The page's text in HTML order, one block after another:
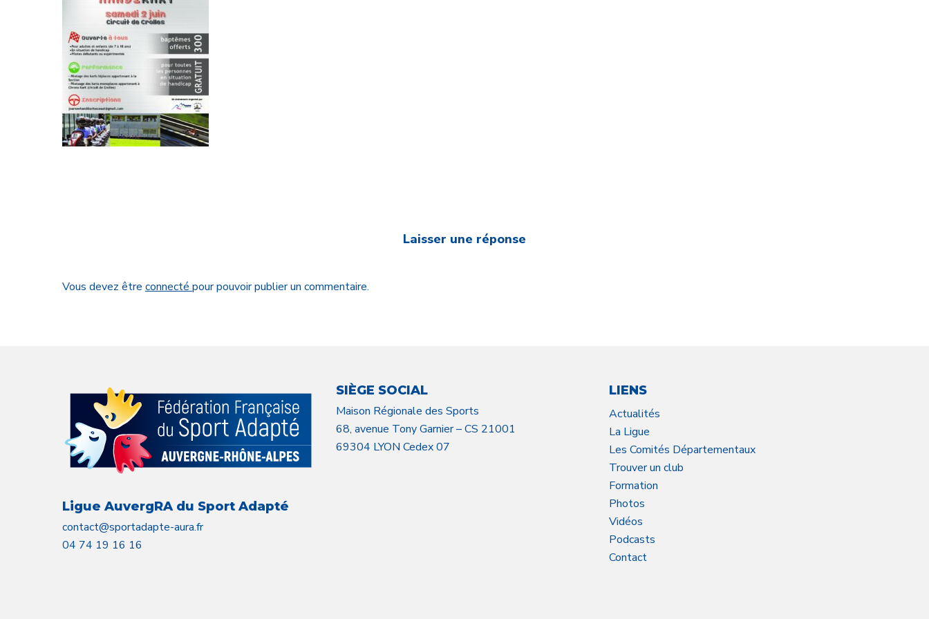
Laisser une réponse
Vous devez être connecté pour pouvoir publier un commentaire.
Ligue AuvergRA du Sport Adapté
contact@sportadapte-aura.fr
04 74 19 16 16
SIÈGE SOCIAL
Maison Régionale des Sports
68, avenue Tony Garnier – CS 21001
69304 LYON Cedex 07
LIENS
Actualités
La Ligue
Les Comités Départementaux
Trouver un club
Formation
Photos
Vidéos
Podcasts
Contact